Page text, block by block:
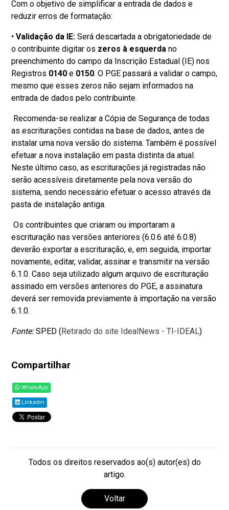
Com o objetivo de simplificar a entrada de dados e
reduzir erros de formatação:
•Validação da IE: Será descartada a obrigatoriedade de
o contribuinte digitar os zeros à esquerda no
preenchimento do campo da Inscrição Estadual (IE) nos
Registros 0140 e 0150. O PGE passará a validar o campo,
mesmo que esses zeros não sejam informados na
entrada de dados pelo contribuinte.
Recomenda-se realizar a Cópia de Segurança de todas
as escriturações contidas na base de dados, antes de
instalar uma nova versão do sistema. Também é possível
efetuar a nova instalação em pasta distinta da atual.
Neste último caso, as escriturações já registradas não
serão acessíveis diretamente pela nova versão do
sistema, sendo necessário efetuar o acesso através da
pasta de instalação antiga.
Os contribuintes que criaram ou importaram a
escrituração nas versões anteriores (6.0.6 até 6.0.8)
deverão exportar a escrituração, e, em seguida, importar
novamente, editar, validar, assinar e transmitir na versão
6.1.0. Caso seja utilizado algum arquivo de escrituração
assinado em versões anteriores do PGE, a assinatura
deverá ser removida previamente à importação na versão
6.1.0.
Fonte:SPED (Retirado do site IdealNews - TI-IDEAL)
Compartilhar
WhatsApp
Linkedin
Todos os direitos reservados ao(s) autor(es) do
artigo.
Voltar